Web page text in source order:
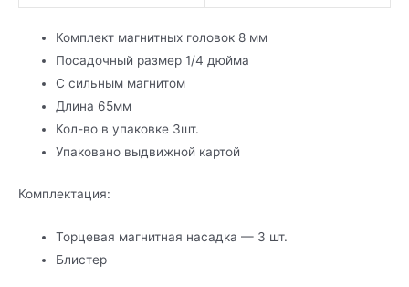
Комплект магнитных головок 8 мм
Посадочный размер 1/4 дюйма
С сильным магнитом
Длина 65мм
Кол-во в упаковке 3шт.
Упаковано выдвижной картой
Комплектация:
Торцевая магнитная насадка — 3 шт.
Блистер